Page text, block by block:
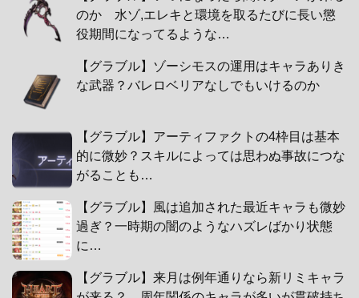
のか 水ゾ,エレキと環境を取るたびに長い懲
役期間になってるような…
【グラブル】ゾーシモスの運用はキャラありき
な武器？バレロベリアなしでもいけるのか
【グラブル】アーティファクトの4枠目は基本
的に微妙？スキルによっては思わぬ事故につな
がることも…
【グラブル】風は追加された最近キャラも微妙
過ぎ？一時期の闇のようなハズレばかり状態
に…
【グラブル】来月は例年通りなら新リミキャラ